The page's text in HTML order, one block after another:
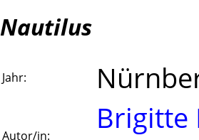
Nautilus
Jahr:
Autor/in:
Brigitte